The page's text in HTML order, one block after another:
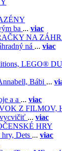
ba ... viac
NA
ná ... viac
LEGO®
Bábi ...
a a ... viac
Z FILMOV,
... viac
HRY
hry, Dets ... viac